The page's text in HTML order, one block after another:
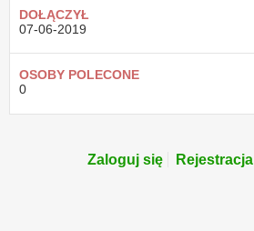
DOŁĄCZYŁ
07-06-2019
OSOBY POLECONE
0
Zaloguj się Rejestracja